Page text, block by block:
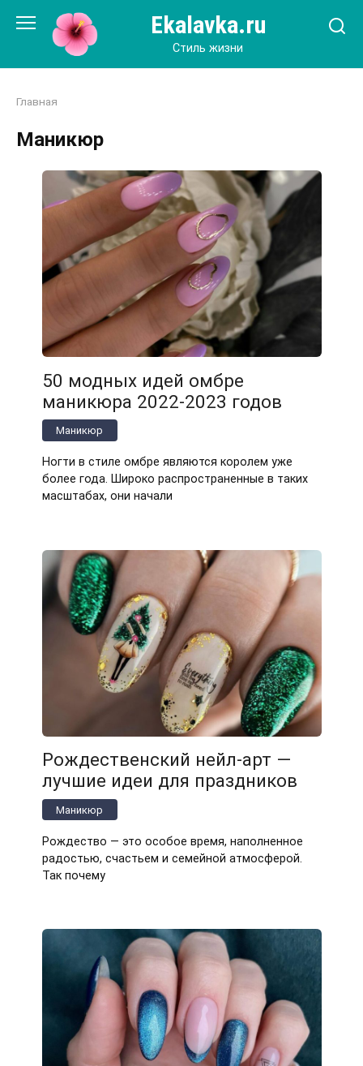
контенту
Ekalavka.ru
Стиль жизни
Главная
Маникюр
50 модных идей омбре
маникюра 2022-2023 годов
Маникюр
Ногти в стиле омбре являются королем уже
более года. Широко распространенные в таких
масштабах, они начали
Рождественский нейл-арт —
лучшие идеи для праздников
Маникюр
Рождество — это особое время, наполненное
радостью, счастьем и семейной атмосферой.
Так почему